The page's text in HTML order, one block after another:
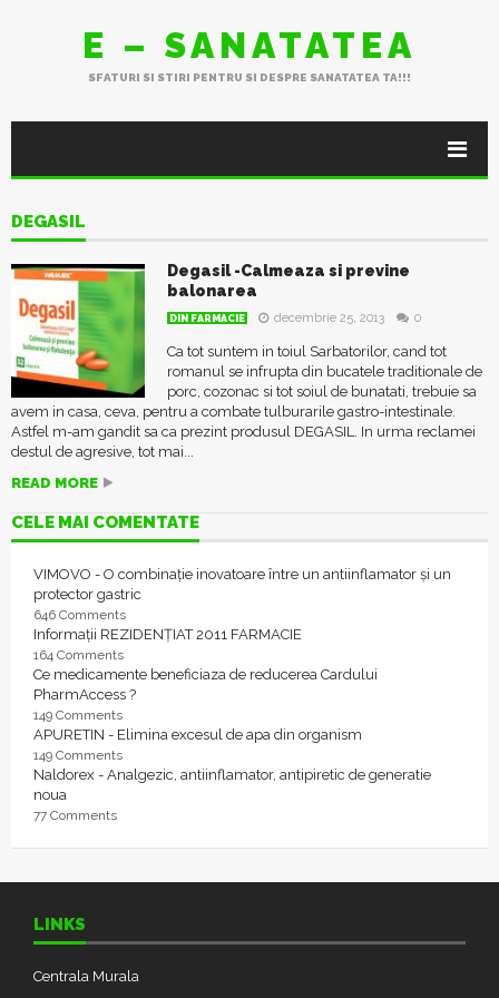
E – SANATATEA
SFATURI SI STIRI PENTRU SI DESPRE SANATATEA TA!!!
DEGASIL
Degasil -Calmeaza si previne
balonarea
DIN FARMACIE decembrie 25, 2013 0
Ca tot suntem in toiul Sarbatorilor, cand tot
romanul se infrupta din bucatele traditionale de
porc, cozonac si tot soiul de bunatati, trebuie sa
avem in casa, ceva, pentru a combate tulburarile gastro-intestinale.
Astfel m-am gandit sa ca prezint produsul DEGASIL. In urma reclamei
destul de agresive, tot mai...
READ MORE
CELE MAI COMENTATE
VIMOVO - O combinație inovatoare între un antiinflamator și un
protector gastric
646 Comments
Informații REZIDENȚIAT 2011 FARMACIE
164 Comments
Ce medicamente beneficiaza de reducerea Cardului
PharmAccess ?
149 Comments
APURETIN - Elimina excesul de apa din organism
149 Comments
Naldorex - Analgezic, antiinflamator, antipiretic de generatie
noua
77 Comments
LINKS
Centrala Murala